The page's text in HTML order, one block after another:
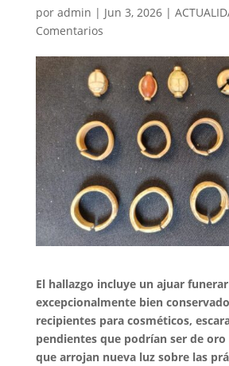
por admin | Jun 3, 2026|
Comentarios
El hallazgo incluye un ajuar
excepcionalmente bien
recipientes para cosméticos,
pendientes que podrían ser de
que arrojan nueva luz sobre las